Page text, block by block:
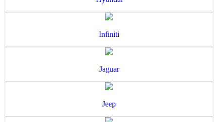
Infiniti
Jaguar
Jeep